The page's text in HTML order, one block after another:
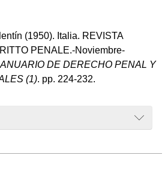
(1950). Italia. REVISTA
PENALE.-Noviembre-
ANUARIO DE DERECHO PENAL Y
(1). pp. 224-232.